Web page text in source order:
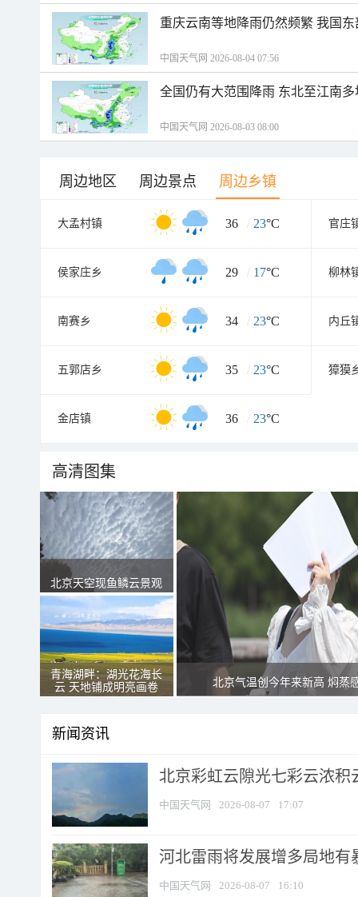
重庆云南等地降雨仍然频繁 我国
中国天气网 2026-08-04 07:56
全国仍有大范围降雨 东北至江南
中国天气网 2026-08-03 08:00
周边地区 周边景点 周边乡镇
大孟村镇 36 / 23°C 官庄
侯家庄乡 29 / 17°C 柳林
南赛乡 34 / 23°C 内丘
五郭店乡 35 / 23°C 獐獏
金店镇 36 / 23°C
高清图集
北京天空现鱼鳞云景观
青海湖畔：湖光花海长
云 天地铺成明亮画卷
北京气温创今年来新高 焖蒸
新闻资讯
北京彩虹云隙光七彩云浓积
中国天气网 2026-08-07 17:07
河北雷雨将发展增多局地有
中国天气网 2026-08-07 16:10